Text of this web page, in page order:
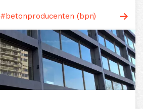
#betonproducenten (bpn)